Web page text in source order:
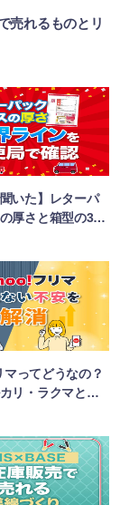
売れるものとリ
聞いた】レターパ
厚さと箱型の3大
ってどうなの？
リ・ラクマとの